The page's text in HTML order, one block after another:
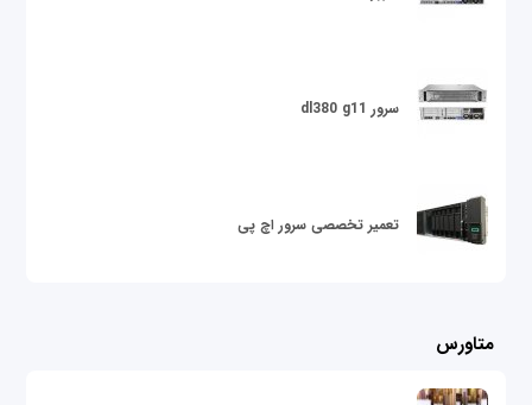
سرور dl380 g11
تعمیر تخصصی سرور اچ پی
متاورس